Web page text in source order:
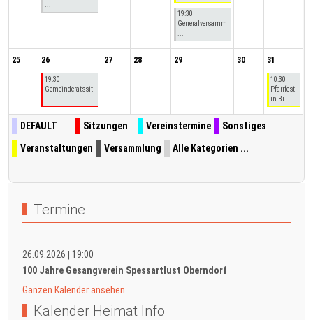
19:30
Generalversamml
25 26
19:30
Gemeinderatssit
27 28 29 30 31
10:30
Pfarrfest
in Bi ...
DEFAULT Sitzungen Vereinstermine
Sonstiges
Veranstaltungen
Versammlung Alle Kategorien ...
Termine
26.09.2026
19:00
100 Jahre Gesangverein Spessartlust Oberndorf
Ganzen Kalender ansehen
Kalender Heimat Info